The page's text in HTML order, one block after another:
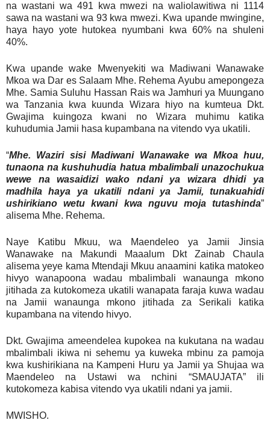
na wastani wa 491 kwa mwezi na waliolawitiwa ni 1114
sawa na wastani wa 93 kwa mwezi. Kwa upande mwingine,
haya hayo yote hutokea nyumbani kwa 60% na shuleni
40%.
Kwa upande wake Mwenyekiti wa Madiwani Wanawake
Mkoa wa Dar es Salaam Mhe. Rehema Ayubu amepongeza
Mhe. Samia Suluhu Hassan Rais wa Jamhuri ya Muungano
wa Tanzania kwa kuunda Wizara hiyo na kumteua Dkt.
Gwajima kuingoza kwani no Wizara muhimu katika
kuhudumia Jamii hasa kupambana na vitendo vya ukatili.
“Mhe. Waziri sisi Madiwani Wanawake wa Mkoa huu,
tunaona na kushuhudia hatua mbalimbali unazochukua
wewe na wasaidizi wako ndani ya wizara dhidi ya
madhila haya ya ukatili ndani ya Jamii, tunakuahidi
ushirikiano wetu kwani kwa nguvu moja tutashinda”
alisema Mhe. Rehema.
Naye Katibu Mkuu, wa Maendeleo ya Jamii Jinsia
Wanawake na Makundi Maaalum Dkt Zainab Chaula
alisema yeye kama Mtendaji Mkuu anaamini katika matokeo
hivyo wanapoona wadau mbalimbali wanaunga mkono
jitihada za kutokomeza ukatili wanapata faraja kuwa wadau
na Jamii wanaunga mkono jitihada za Serikali katika
kupambana na vitendo hivyo.
Dkt. Gwajima ameendelea kupokea na kukutana na wadau
mbalimbali ikiwa ni sehemu ya kuweka mbinu za pamoja
kwa kushirikiana na Kampeni Huru ya Jamii ya Shujaa wa
Maendeleo na Ustawi wa nchini “SMAUJATA” ili
kutokomeza kabisa vitendo vya ukatili ndani ya jamii.
MWISHO.